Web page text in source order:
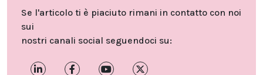
Se l'articolo ti è piaciuto rimani in contatto con noi
sui
nostri canali social seguendoci su: